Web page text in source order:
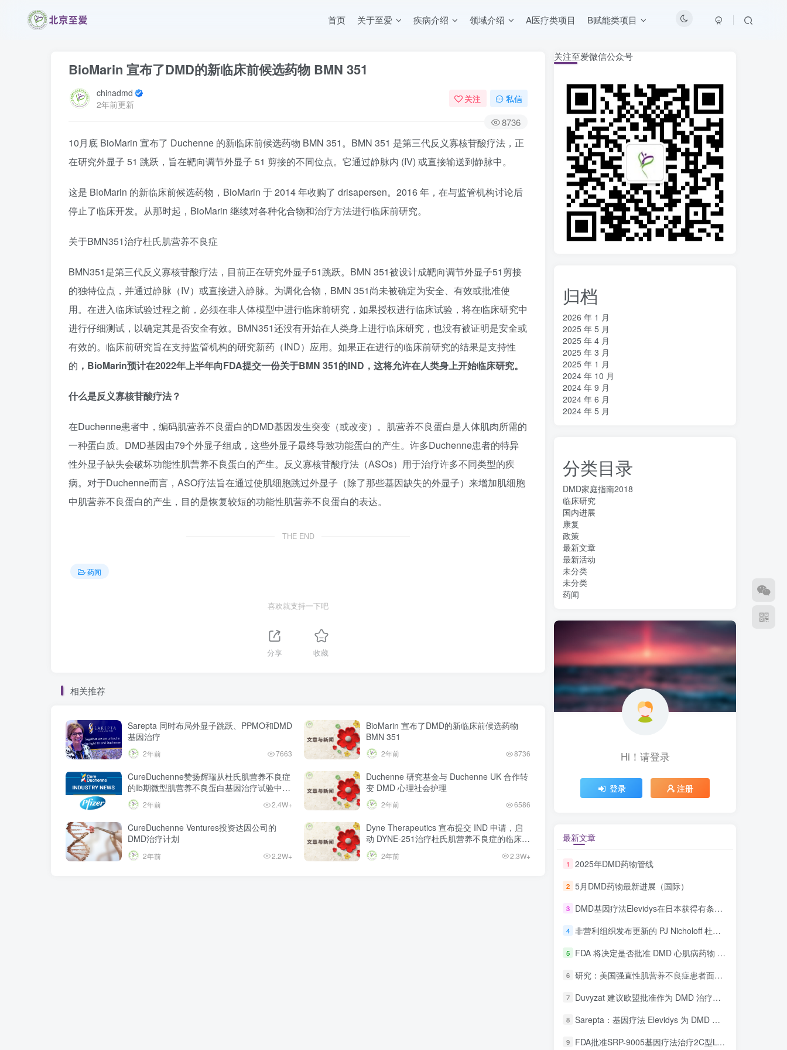
首页 关于至爱 疾病介绍 领域介绍 A医疗类项目 B赋能类项目
BioMarin 宣布了DMD的新临床前候选药物 BMN 351
chinadmd
2年前更新
关注 私信
8736
10月底 BioMarin 宣布了 Duchenne 的新临床前候选药物 BMN 351。BMN 351 是第三代反义寡核苷酸疗法，正
在研究外显子 51 跳跃，旨在靶向调节外显子 51 剪接的不同位点。它通过静脉内 (IV) 或直接输送到静脉中。
这是 BioMarin 的新临床前候选药物，BioMarin 于 2014 年收购了 drisapersen。2016 年，在与监管机构讨论后
停止了临床开发。从那时起，BioMarin 继续对各种化合物和治疗方法进行临床前研究。
关于BMN351治疗杜氏肌营养不良症
BMN351是第三代反义寡核苷酸疗法，目前正在研究外显子51跳跃。BMN 351被设计成靶向调节外显子51剪接
的独特位点，并通过静脉（IV）或直接进入静脉。为调化合物，BMN 351尚未被确定为安全、有效或批准使
用。在进入临床试验过程之前，必须在非人体模型中进行临床前研究，如果授权进行临床试验，将在临床研究中
进行仔细测试，以确定其是否安全有效。BMN351还没有开始在人类身上进行临床研究，也没有被证明是安全或
有效的。临床前研究旨在支持监管机构的研究新药（IND）应用。如果正在进行的临床前研究的结果是支持性
的 ，BioMarin预计在2022年上半年向FDA提交一份关于BMN 351的IND，这将允许在人类身上开始临床研究。
什么是反义寡核苷酸疗法？
在Duchenne患者中，编码肌营养不良蛋白的DMD基因发生突变（或改变）。肌营养不良蛋白是人体肌肉所需的
一种蛋白质。DMD基因由79个外显子组成，这些外显子最终导致功能蛋白的产生。许多Duchenne患者的特异
性外显子缺失会破坏功能性肌营养不良蛋白的产生。反义寡核苷酸疗法（ASOs）用于治疗许多不同类型的疾
病。对于Duchenne而言，ASO疗法旨在通过使肌细胞跳过外显子（除了那些基因缺失的外显子）来增加肌细胞
中肌营养不良蛋白的产生，目的是恢复较短的功能性肌营养不良蛋白的表达。
THE END
药闻
喜欢就支持一下吧
分享 收藏
相关推荐
Sarepta 同时布局外显子跳跃、PPMO和DMD
基因治疗
2年前 7663
BioMarin 宣布了DMD的新临床前候选药物
BMN 351
2年前 8736
CureDuchenne赞扬辉瑞从杜氏肌营养不良症
的Ib期微型肌营养不良蛋白基因治疗试验中获
得的令人鼓舞的数据
2年前 2.4W+
Duchenne 研究基金与 Duchenne UK 合作转
变 DMD 心理社会护理
2年前 6586
CureDuchenne Ventures投资达因公司的
DMD治疗计划
2年前 2.2W+
Dyne Therapeutics 宣布提交 IND 申请，启
动 DYNE-251治疗杜氏肌营养不良症的临床试
验
2年前 2.3W+
关注至爱微信公众号
归档
2026 年 1 月
2025 年 5 月
2025 年 4 月
2025 年 3 月
2025 年 1 月
2024 年 10 月
2024 年 9 月
2024 年 6 月
2024 年 5 月
分类目录
DMD家庭指南2018
临床研究
国内进展
康复
政策
最新文章
最新活动
未分类
未分类
药闻
Hi！请登录
登录 注册
最新文章
1 2025年DMD药物管线
2 5月DMD药物最新进展（国际）
3 DMD基因疗法Elevidys在日本获得有条件批准
4 非营利组织发布更新的 PJ Nicholoff 杜氏肌营养不良症 (DMD) 类固醇治疗方案
5 FDA 将决定是否批准 DMD 心肌病药物 Deramiocel
6 研究：美国强直性肌营养不良症患者面临更高的医疗费用
7 Duvyzat 建议欧盟批准作为 DMD 治疗药物
8 Sarepta：基因疗法 Elevidys 为 DMD 患者带来“希望”
9 FDA批准SRP-9005基因疗法治疗2C型LGMD